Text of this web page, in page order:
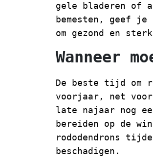
gele bladeren of
bemesten, geef je
om gezond en
Wanneer
De beste tijd om
voorjaar, net
late najaar nog
bereiden op de
rododendrons
beschadigen.